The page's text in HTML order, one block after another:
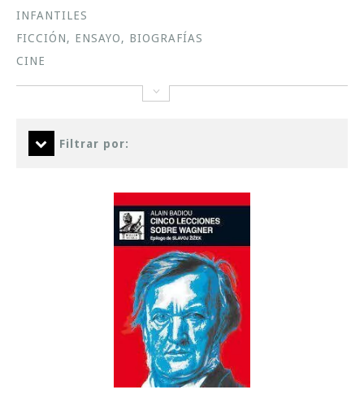
INFANTILES
FICCIÓN, ENSAYO, BIOGRAFÍAS
CINE
Filtrar por: